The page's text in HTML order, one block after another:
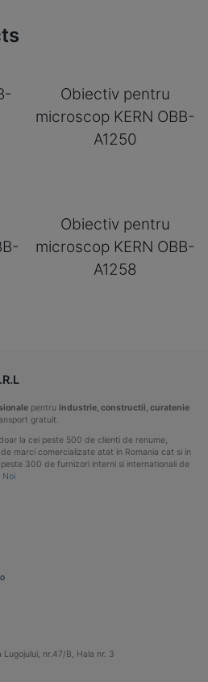
Obiectiv pentru
microscop KERN OBB-
A1250
Obiectiv pentru
microscop KERN OBB-
A1258
pentru industrie, constructii, curatenie
gratuit.
la cei peste 500 de clienti de renume,
marci comercializate atat in Romania cat si in
300 de furnizori interni si internationali de
Noi
Lugojului, nr.47/B, Hala nr. 3